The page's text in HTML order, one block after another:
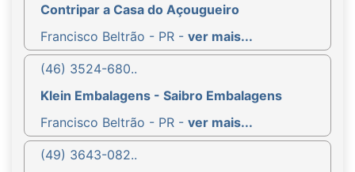
Contripar a Casa do Açougueiro
Francisco Beltrão - PR - ver mais...
(46) 3524-680..
Klein Embalagens - Saibro Embalagens
Francisco Beltrão - PR - ver mais...
(49) 3643-082..